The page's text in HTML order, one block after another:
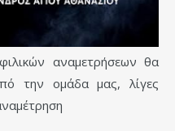
αναμετρήσεων θα
την ομάδα μας, λίγες